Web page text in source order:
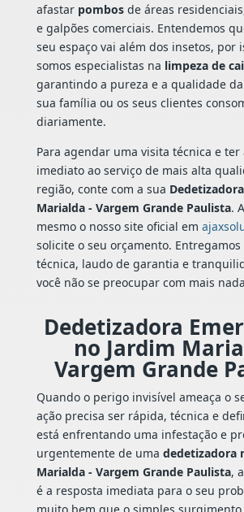
afastar pombosde áreas
e galpões comerciais. Entendemos
seu espaço vai além dos insetos, por
somos especialistas na limpeza de
garantindo a pureza e a qualidade
sua família ou os seus clientes
diariamente.
Para agendar uma visita técnica e ter
imediato ao serviço de mais alta
região, conte com a sua
Marialda - Vargem Grande Paulista.
mesmo o nosso site oficial em
solicite o seu orçamento. Entregamos
técnica, laudo de garantia e
você não se preocupar com mais
Dedetizadora
no Jardim
Vargem Grande
Quando o perigo invisível ameaça o
ação precisa ser rápida, técnica e
está enfrentando uma infestação e
urgentemente de uma dedetizadora
Marialda - Vargem Grande Paulista,
é a resposta imediata para o seu